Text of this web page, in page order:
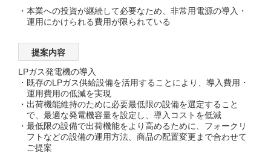
本業への投資が継続して必要なため、非常用電源の導入・
運用にかけられる費用が限られている
提案内容
LPガス発電機の導入
既存のLPガス供給設備を活用することにより、導入費用・
運用費用の低減を実現
出荷機能維持のために必要最低限の設備を選定すること
で、最適な発電機容量を設定し、導入コストを低減
最低限の設備で出荷機能をより高めるために、フォークリ
フトなどの設備の運用方法、商品の配置変更まで合わせて
ご提案